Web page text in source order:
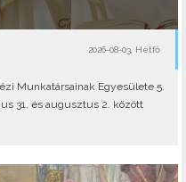
2026-08-03, Hétfő
Munkatársainak Egyesülete 5.
31. és augusztus 2. között